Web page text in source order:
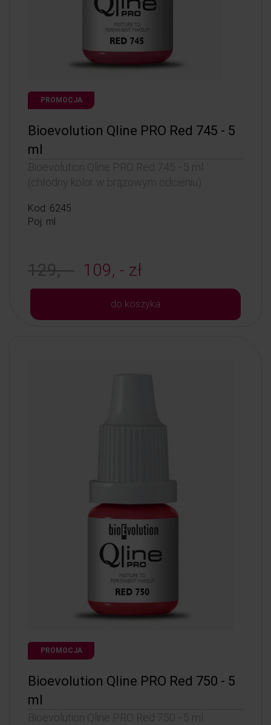
PROMOCJA
Bioevolution Qline PRO Red 745 - 5
ml
Bioevolution Qline PRO Red 745 - 5 ml
(chłodny kolor w brązowym odcieniu)
Kod: 6245
Poj: ml
129, - 109, - zł
do koszyka
PROMOCJA
Bioevolution Qline PRO Red 750 - 5
ml
Bioevolution Qline PRO Red 750 - 5 ml